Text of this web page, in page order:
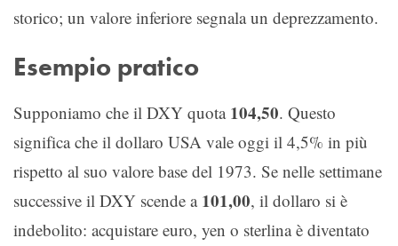
storico; un valore inferiore segnala un deprezzamento.
Esempio pratico
Supponiamo che il DXY quota 104,50. Questo
significa che il dollaro USA vale oggi il 4,5% in più
rispetto al suo valore base del 1973. Se nelle settimane
successive il DXY scende a 101,00, il dollaro si è
indebolito: acquistare euro, yen o sterlina è diventato